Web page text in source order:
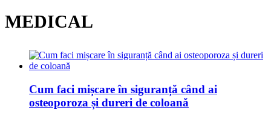
MEDICAL
Cum faci mișcare în siguranță când ai
osteoporoza și dureri de coloană